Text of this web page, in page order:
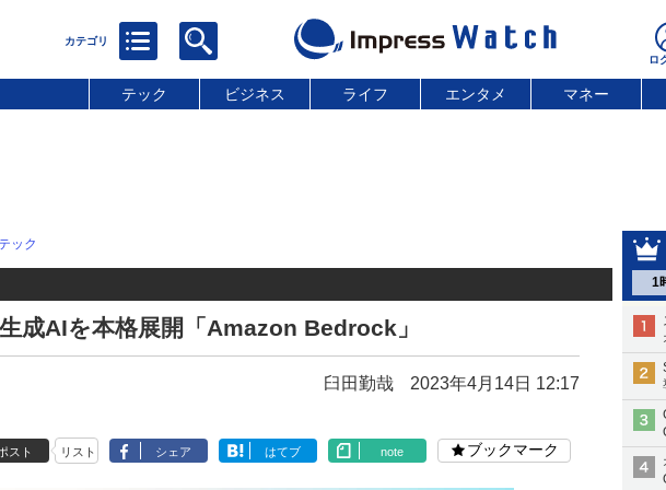
テック ビジネス ライフ エンタメ マネー
1
テック
成AIを本格展開「Amazon Bedrock」
臼田勤哉 2023年4月14日 12:17
スト リスト シェア はてブ note ブックマーク